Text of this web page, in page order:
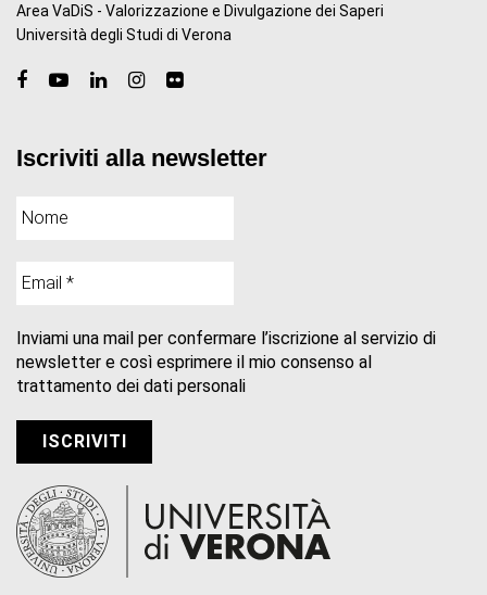
Area VaDiS - Valorizzazione e Divulgazione dei Saperi
Università degli Studi di Verona
Iscriviti alla newsletter
Inviami una mail per confermare l’iscrizione al servizio di
newsletter e così esprimere il mio consenso al
trattamento dei dati personali